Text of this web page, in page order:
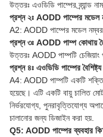
উত্তরঃ এওডিডি পাম্পের ব্র্যান্ড
প্রশ্ন ২ঃ AODD পাম্পের মডেল
A2: AODD পাম্পের মডেল
প্রশ্ন ৩ঃ AODD পাম্প কোথায়
উত্তরঃ AODD পাম্পটি চেজিয়াং
প্রশ্ন ৪ঃ এওডিডি পাম্পের
A4: AODD পাম্পটি একটি
হয়েছে। এটি একটি বায়ু চালিত
নির্ভরযোগ্য, পুনরাবৃত্তিযোগ্য
চালানোর জন্য ডিজাইন করা হয়.
Q5: AODD পাম্পের ব্যবহার